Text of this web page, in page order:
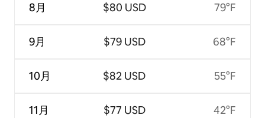
8月
9月
10月
11月
$80 USD
$79 USD
$82 USD
$77 USD
79°F
68°F
55°F
42°F